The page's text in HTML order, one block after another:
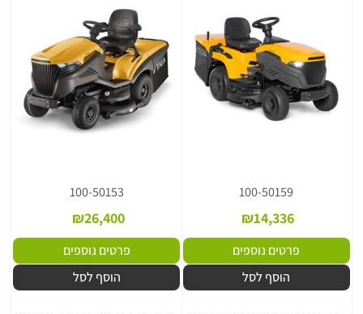
100-50159
₪14,336
פרטים נוספים
הוסף לסל
100-50153
₪26,400
פרטים נוספים
הוסף לסל